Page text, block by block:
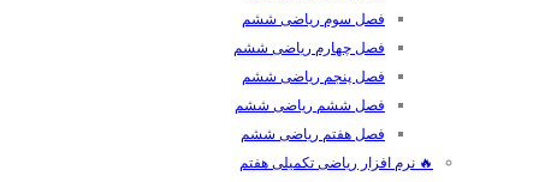
فصل سوم ریاضی ششم
فصل چهارم ریاضی ششم
فصل پنجم ریاضی ششم
فصل ششم ریاضی ششم
فصل هفتم ریاضی ششم
🔥 نرم افزار ریاضی تکمیلی هفتم